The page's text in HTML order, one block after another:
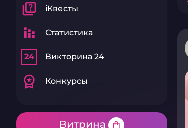
quiz iКвесты
stacked_bar_chart Статистика
24 Викторина 24
workspace_premium Конкурсы
Витрина shopping_bag